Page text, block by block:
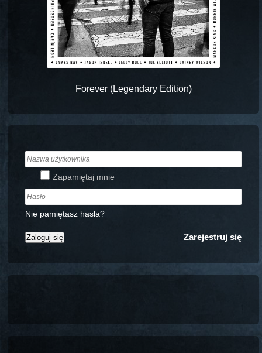
Forever (Legendary Edition)
Zapamiętaj mnie
Nie pamiętasz hasła?
Zarejestruj się